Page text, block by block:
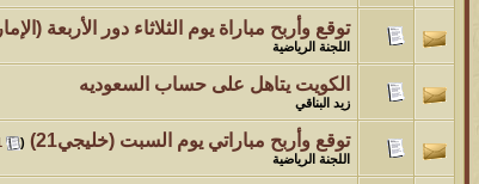
توقع وأربح مباراة يوم الثلاثاء دور الأربعة
اللجنة الرياضية
الكويت يتاهل على حساب السعوديه
زيد البناقي
توقع وأربح مباراتي يوم السبت (خليجي21) (
اللجنة الرياضية